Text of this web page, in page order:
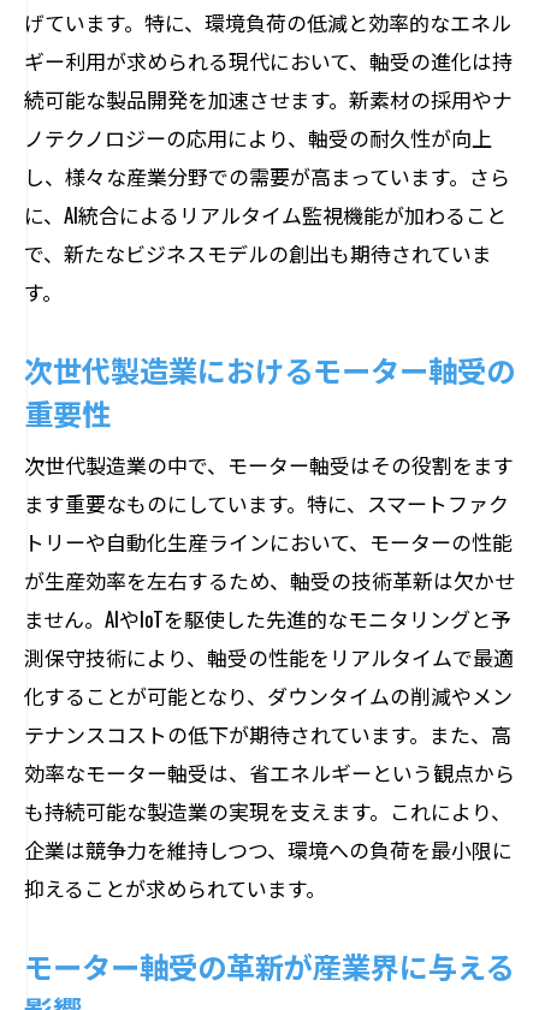
モーター軸受の進化が示す駆動系の未来
像
新しい駆動アーキテクチャにおけるモー
ター軸受の役割
モーター軸受が進化することで駆動系が
得るメリット
術
IoTと連携するモーター軸受の新機能
モーター軸受が支える効率的な保全プロ
グラム
AI駆動のモーター軸受が実現する予知保
全
予知保全技術の進化とモーター軸受の未
来
持続可能な社会を支えるモーター軸受の進化
持続可能性を追求するモーター軸受の新
技術
環境に優しいモーター軸受がもたらす持
モーター軸受の進化が推進するクリーン
げています。特に、環境負荷の低減と効率的なエネル
ギー利用が求められる現代において、軸受の進化は持
続可能な製品開発を加速させます。新素材の採用やナ
ノテクノロジーの応用により、軸受の耐久性が向上
し、様々な産業分野での需要が高まっています。さら
に、AI統合によるリアルタイム監視機能が加わること
で、新たなビジネスモデルの創出も期待されていま
す。
次世代製造業におけるモーター軸受の
重要性
次世代製造業の中で、モーター軸受はその役割をます
ます重要なものにしています。特に、スマートファク
トリーや自動化生産ラインにおいて、モーターの性能
が生産効率を左右するため、軸受の技術革新は欠かせ
ません。AIやIoTを駆使した先進的なモニタリングと予
測保守技術により、軸受の性能をリアルタイムで最適
化することが可能となり、ダウンタイムの削減やメン
テナンスコストの低下が期待されています。また、高
効率なモーター軸受は、省エネルギーという観点から
も持続可能な製造業の実現を支えます。これにより、
企業は競争力を維持しつつ、環境への負荷を最小限に
抑えることが求められています。
モーター軸受の革新が産業界に与える